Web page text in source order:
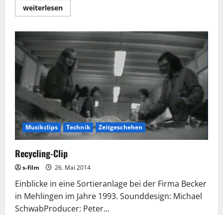
weiterlesenLesen
Sie
Gespannfahren
Musikclips Technik Zeitgeschehen
Recycling-Clip
s-film 26. Mai 2014
Einblicke in eine Sortieranlage bei der Firma Becker
in Mehlingen im Jahre 1993. Sounddesign: Michael
SchwabProducer: Peter...